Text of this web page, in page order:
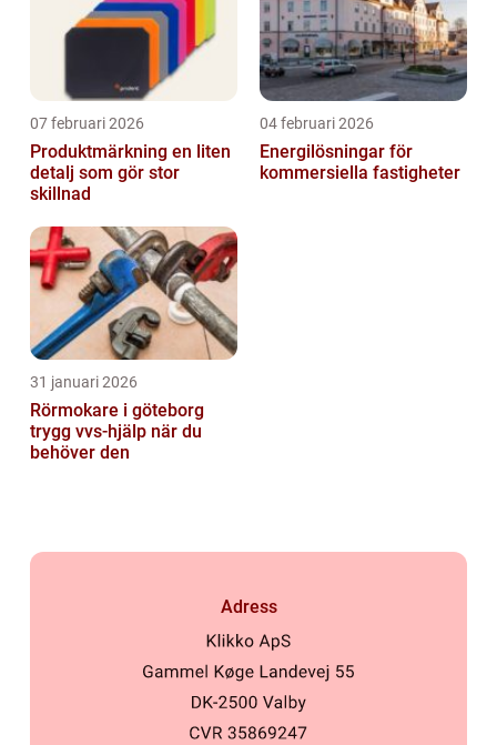
07 februari 2026
Produktmärkning en liten
detalj som gör stor
skillnad
04 februari 2026
Energilösningar för
kommersiella fastigheter
31 januari 2026
Rörmokare i göteborg
trygg vvs-hjälp när du
behöver den
Adress